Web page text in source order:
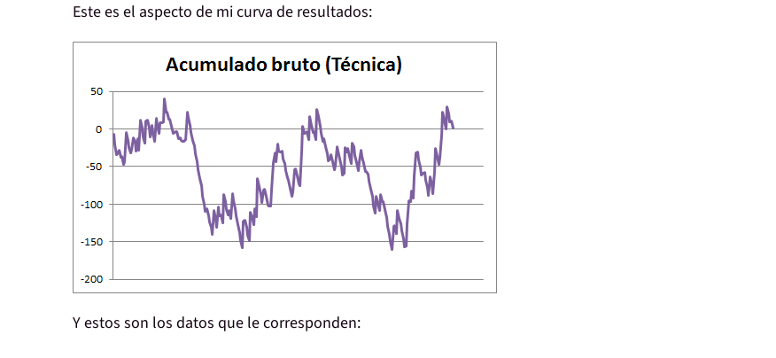
Este es el aspecto de micurva de resultados:
Y estos son los datos que le corresponden: